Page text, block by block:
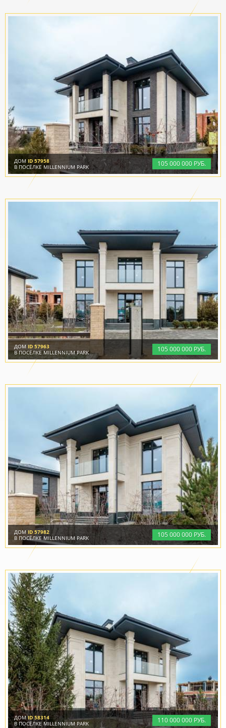
105000000 РУБ.
ДОМ ID 57958
В ПОСЁЛКЕ MILLENNIUM PARK
105000000 РУБ.
ДОМ ID 57963
В ПОСЁЛКЕ MILLENNIUM PARK
105000000 РУБ.
ДОМ ID 57982
В ПОСЁЛКЕ MILLENNIUM PARK
110000000 РУБ.
ДОМID 58314
В ПОСЁЛКЕ MILLENNIUM PARK